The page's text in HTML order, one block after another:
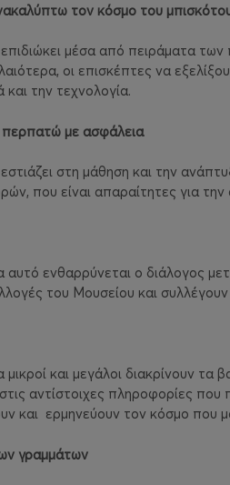
τον κόσμο του
μέσα από πειράματα
οι επισκέπτες να
και την τεχνολογία.
με ασφάλεια
στη μάθηση και την
που είναι απαραίτητες για
αυτό ενθαρρύνεται ο διάλογος
του Μουσείου και
και μεγάλοι διακρίνουν τα
αντίστοιχες πληροφορίες
και ερμηνεύουν τον κόσμο που
γραμμάτων